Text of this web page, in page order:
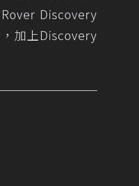
Discovery
加上Discovery